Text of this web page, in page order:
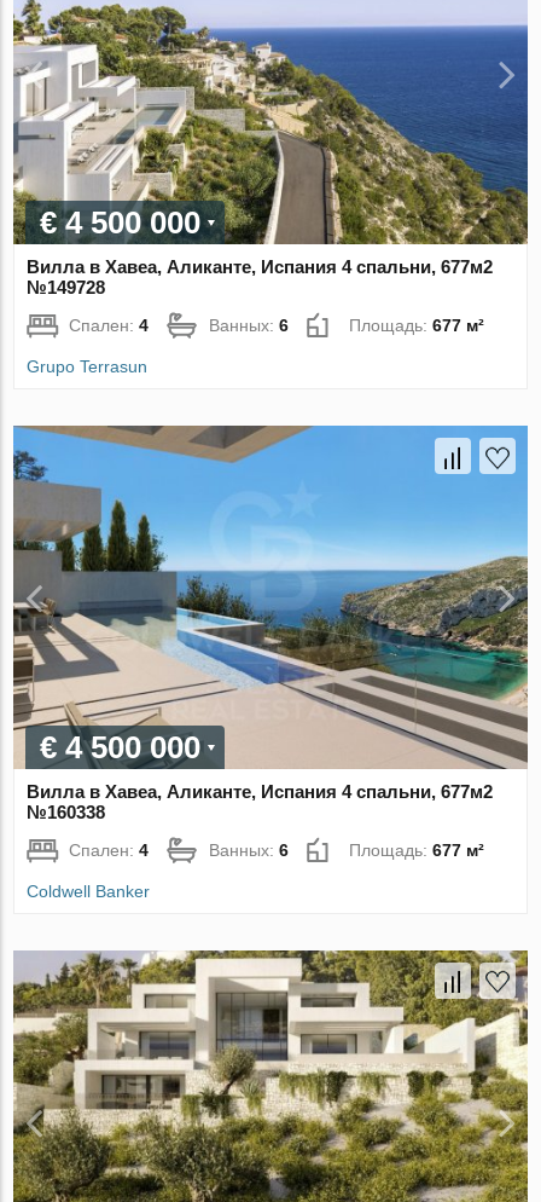
€ 4 500 000
Вилла в Хавеа, Аликанте, Испания 4 спальни, 677м2
№149728
Спален:4 Ванных:6 Площадь:677 м²
Grupo Terrasun
€ 4 500 000
Вилла в Хавеа, Аликанте, Испания 4 спальни, 677м2
№160338
Спален:4 Ванных:6 Площадь:677 м²
Coldwell Banker